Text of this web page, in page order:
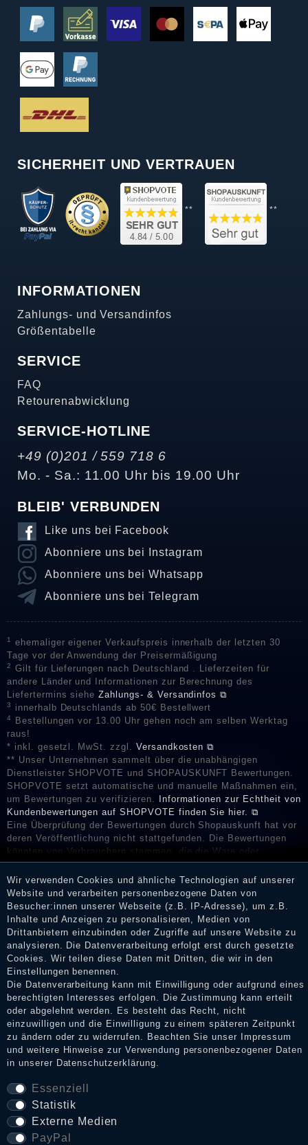
SICHERHEIT UND VERTRAUEN
** **
INFORMATIONEN
Zahlungs- und Versandinfos
Größentabelle
SERVICE
FAQ
Retourenabwicklung
SERVICE-HOTLINE
+49 (0)201 / 559 718 6
Mo. - Sa.: 11.00 Uhr bis 19.00 Uhr
BLEIB' VERBUNDEN
Like uns bei Facebook
Abonniere uns bei Instagram
Abonniere uns bei Whatsapp
Abonniere uns bei Telegram
1
ehemaliger eigener Verkaufspreis innerhalb der letzten 30
Tage vor der Anwendung der Preisermäßigung
2
Gilt für Lieferungen nach Deutschland . Lieferzeiten für
andere Länder und Informationen zur Berechnung des
Liefertermins sieheZahlungs- & Versandinfos ⧉
3 innerhalb Deutschlands ab 50€ Bestellwert
4
Bestellungen vor 13.00 Uhr gehen noch am selben Werktag
raus!
* inkl. gesetzl. MwSt. zzgl. Versandkosten ⧉
** Unser Unternehmen sammelt über die unabhängigen
Dienstleister SHOPVOTE und SHOPAUSKUNFT Bewertungen.
SHOPVOTE setzt automatische und manuelle Maßnahmen ein,
um Bewertungen zu verifizieren.
Informationen zur Echtheit von
Kundenbewertungen auf SHOPVOTE finden Sie hier. ⧉
Eine Überprüfung der Bewertungen durch Shopauskunft hat vor
deren Veröffentlichung nicht stattgefunden. Die Bewertungen
könnten von Verbrauchern stammen, die die Ware oder
Dienstleistungen gar nicht erworben oder genutzt haben. Nach
Erhalt einer Benachrichtigungs-E-Mail können Händler die
Bewertungen verifizieren und über die erfolgte Verifizierung im
Shop informieren.
Impressum
Daten­schutz­erklärung
AGB
Widerrufs­recht
Wir verwenden Cookies und ähnliche Technologien auf unserer
Website und verarbeiten personenbezogene Daten von
Besucher:innen unserer Webseite (z.B. IP-Adresse), um z.B.
Inhalte und Anzeigen zu personalisieren, Medien von
Drittanbietern einzubinden oder Zugriffe auf unsere Website zu
analysieren. Die Datenverarbeitung erfolgt erst durch gesetzte
Cookies. Wir teilen diese Daten mit Dritten, die wir in den
Einstellungen benennen.
Die Datenverarbeitung kann mit Einwilligung oder aufgrund eines
berechtigten Interesses erfolgen. Die Zustimmung kann erteilt
oder abgelehnt werden. Es besteht das Recht, nicht
einzuwilligen und die Einwilligung zu einem späteren Zeitpunkt
zu ändern oder zu widerrufen. Beachten Sie unser
Impressum
und weitere Hinweise zur Verwendung personenbezogener Daten
in unserer Daten­schutz­erklärung.
Essenziell
Statistik
Externe Medien
PayPal